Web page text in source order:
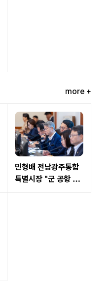
more +
민형배 전남광주통합
특별시장 "군 공항 이
전 3대 조건 중 2개 해